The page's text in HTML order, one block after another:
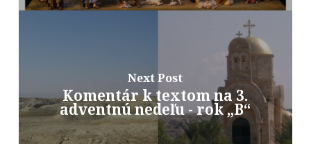
Next Post
Komentár k textom na 3.
adventnú nedeľu - rok „B“